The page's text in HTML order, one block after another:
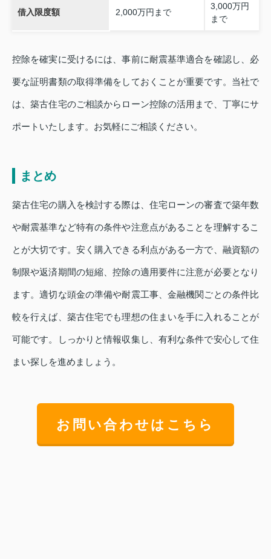
借入限度額 2,000万円まで
3,000万円
まで
控除を確実に受けるには、事前に耐震基準適合を確認し、必
要な証明書類の取得準備をしておくことが重要です。当社で
は、築古住宅のご相談からローン控除の活用まで、丁寧にサ
ポートいたします。お気軽にご相談ください。
まとめ
築古住宅の購入を検討する際は、住宅ローンの審査で築年数
や耐震基準など特有の条件や注意点があることを理解するこ
とが大切です。安く購入できる利点がある一方で、融資額の
制限や返済期間の短縮、控除の適用要件に注意が必要となり
ます。適切な頭金の準備や耐震工事、金融機関ごとの条件比
較を行えば、築古住宅でも理想の住まいを手に入れることが
可能です。しっかりと情報収集し、有利な条件で安心して住
まい探しを進めましょう。
お問い合わせはこちら